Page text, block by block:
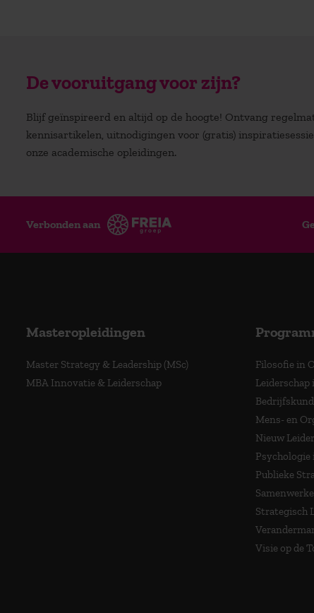
De vooruitgang voor zijn?
Blijf geïnspireerd en altijd op de hoogte! Ontvang
kennisartikelen, uitnodigingen voor (gratis)
onze academische opleidingen.
Verbonden aan
Masteropleidingen
Master Strategy & Leadership (MSc)
MBA Innovatie & Leiderschap
Filosofie in
Leiderschap
Mens- en
Nieuw
Publieke
Strategisch
Visie op de